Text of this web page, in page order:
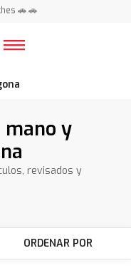
⭐
⭐
mano y
revisados y
ORDENAR POR